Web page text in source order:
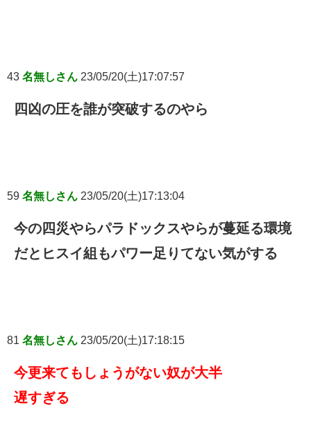
43 名無しさん 23/05/20(土)17:07:57
四凶の圧を誰が突破するのやら
59 名無しさん 23/05/20(土)17:13:04
今の四災やらパラドックスやらが蔓延る環境
だとヒスイ組もパワー足りてない気がする
81 名無しさん 23/05/20(土)17:18:15
今更来てもしょうがない奴が大半
遅すぎる